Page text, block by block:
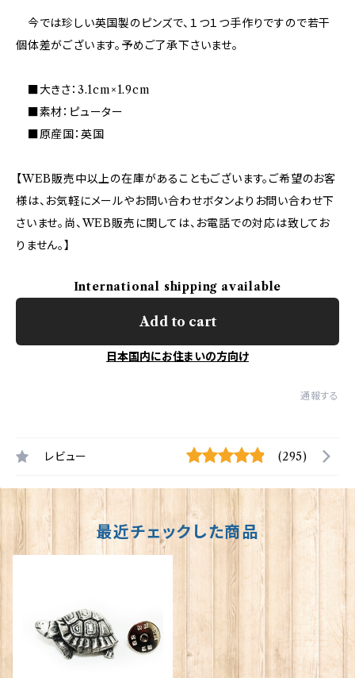
今では珍しい英国製のピンズで、１つ１つ手作りですので若干
個体差がございます。予めご了承下さいませ。
■大きさ：3.1cm×1.9cm
■素材：ピューター
■原産国：英国
【WEB販売中以上の在庫があることもございます。ご希望のお客
様は、お気軽にメールやお問い合わせボタンよりお問い合わせ下
さいませ。尚、WEB販売に関しては、お電話での対応は致してお
りません。】
International shipping available
Add to cart
日本国内にお住まいの方向け
通報する
レビュー (295)
最近チェックした商品